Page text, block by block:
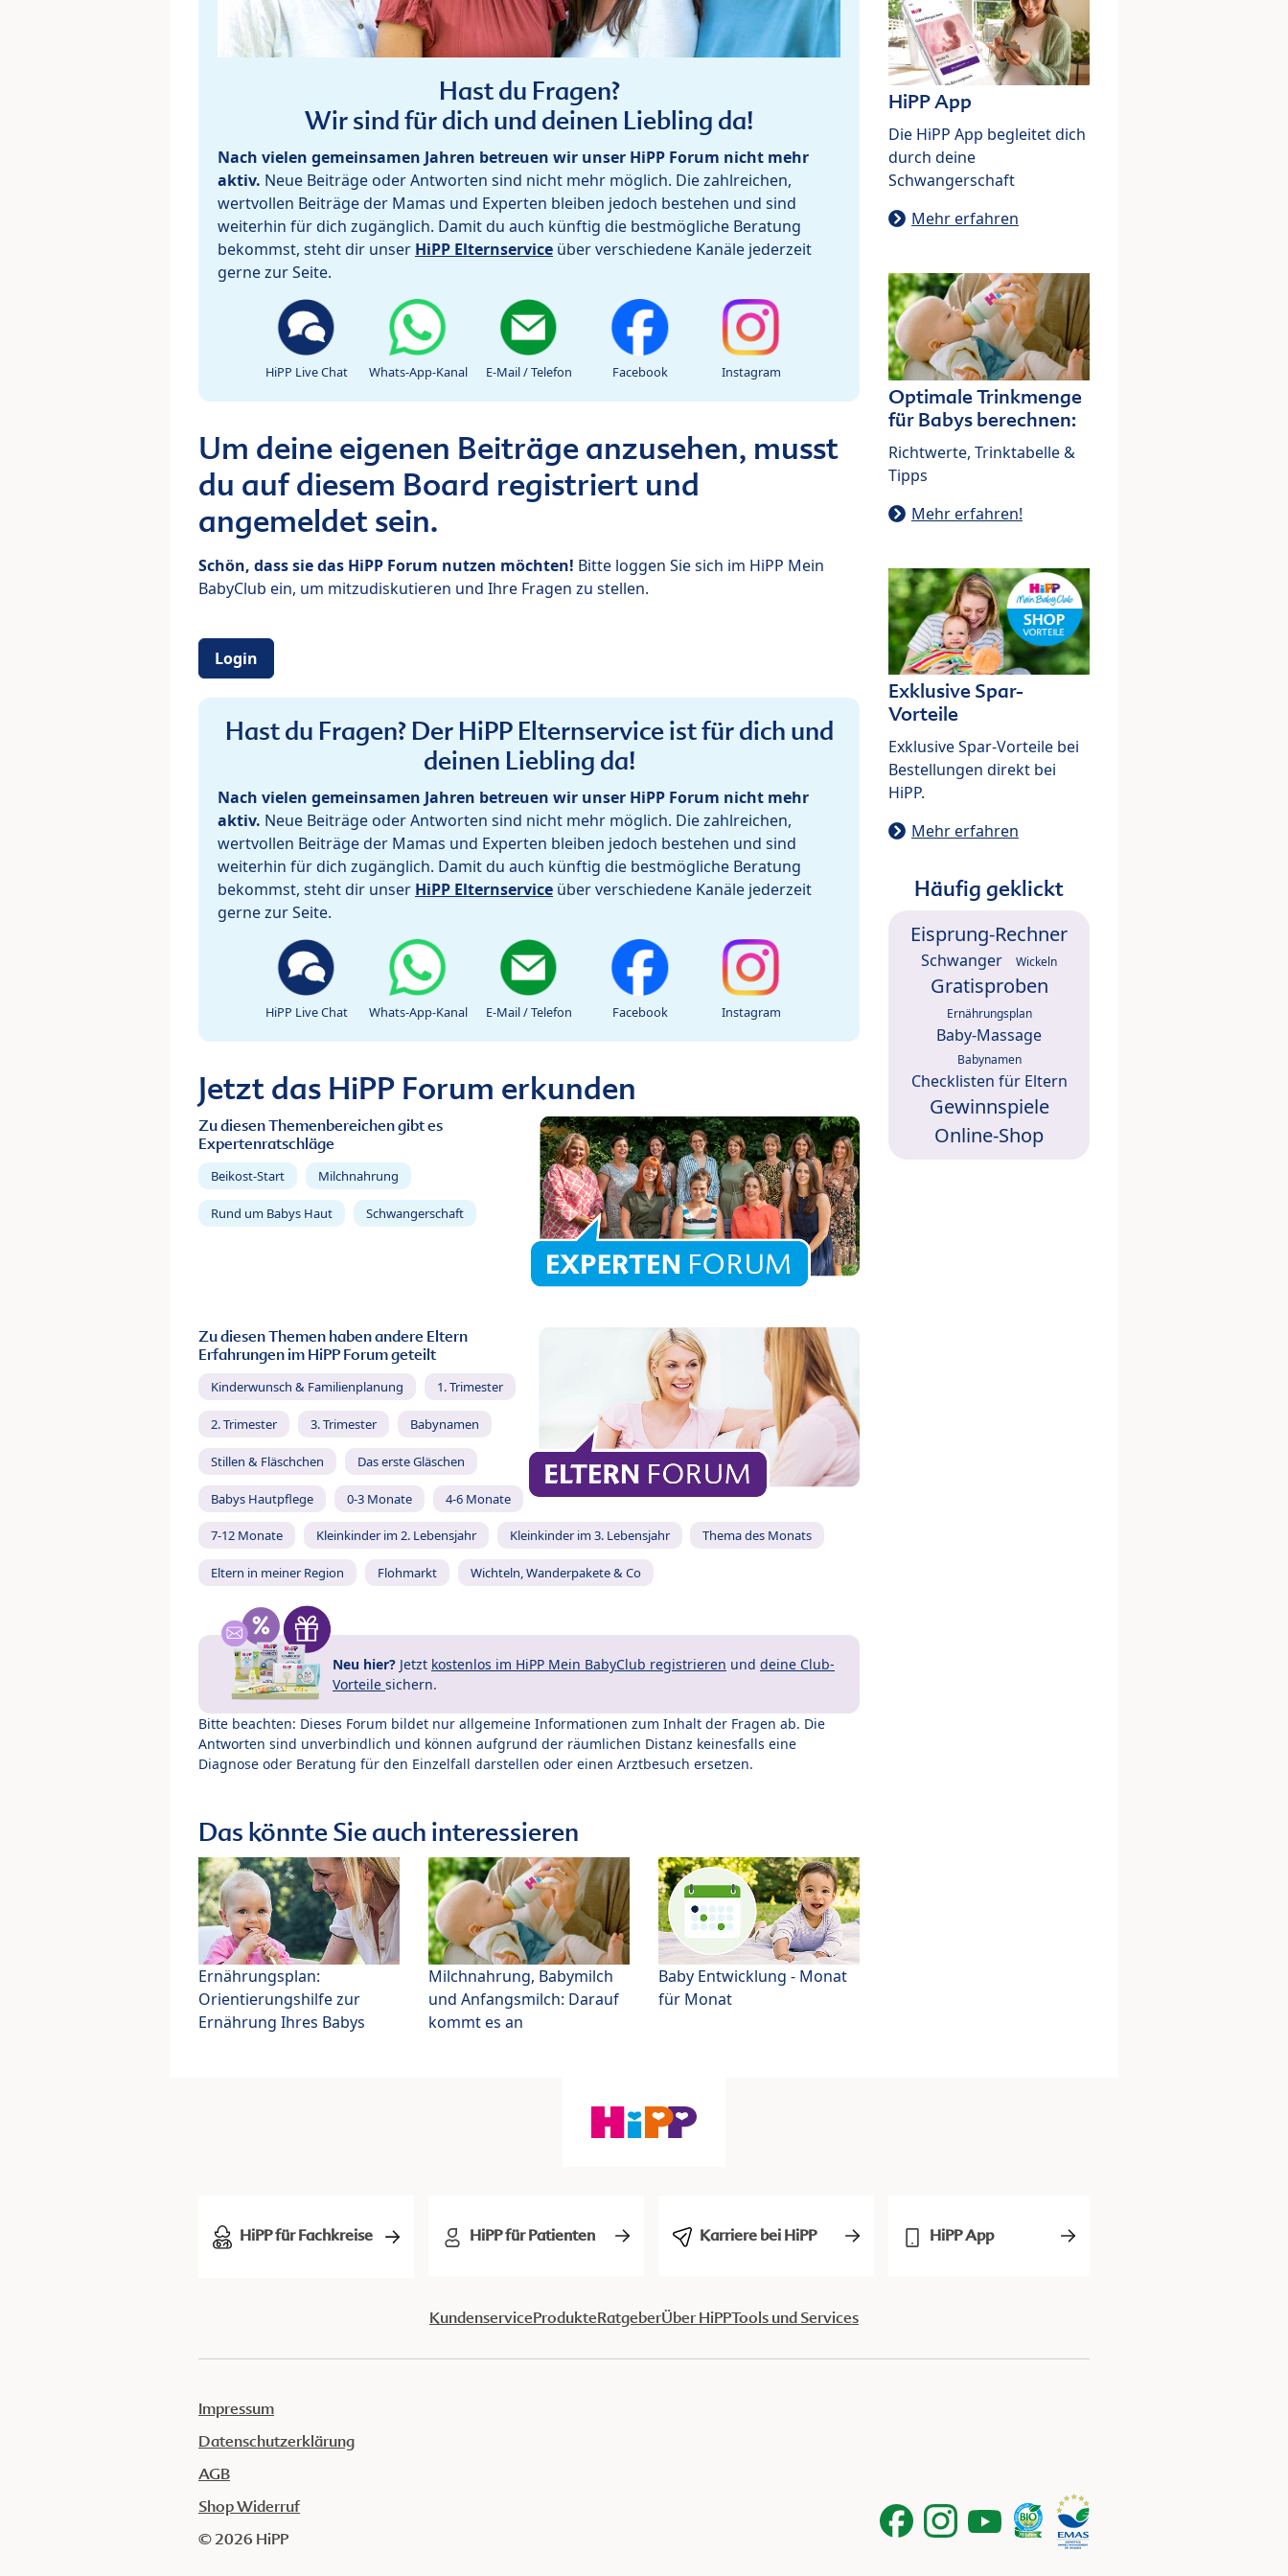
Hast du Fragen?
Wir sind für dich und deinen Liebling da!
Nach vielen gemeinsamen Jahren betreuen wir unser HiPP Forum nicht mehr
aktiv. Neue Beiträge oder Antworten sind nicht mehr möglich. Die zahlreichen,
wertvollen Beiträge der Mamas und Experten bleiben jedoch bestehen und sind
weiterhin für dich zugänglich. Damit du auch künftig die bestmögliche Beratung
bekommst, steht dir unser HiPP Elternservice über verschiedene Kanäle jederzeit
gerne zur Seite.
HiPP Live Chat Whats-App-Kanal E-Mail / Telefon Facebook Instagram
Um deine eigenen Beiträge anzusehen, musst
du auf diesem Board registriert und
angemeldet sein.
Schön, dass sie das HiPP Forum nutzen möchten! Bitte loggen Sie sich im HiPP Mein
BabyClub ein, um mitzudiskutieren und Ihre Fragen zu stellen.
Login
Hast du Fragen? Der HiPP Elternservice ist für dich und
deinen Liebling da!
Nach vielen gemeinsamen Jahren betreuen wir unser HiPP Forum nicht mehr
aktiv. Neue Beiträge oder Antworten sind nicht mehr möglich. Die zahlreichen,
wertvollen Beiträge der Mamas und Experten bleiben jedoch bestehen und sind
weiterhin für dich zugänglich. Damit du auch künftig die bestmögliche Beratung
bekommst, steht dir unser HiPP Elternservice über verschiedene Kanäle jederzeit
gerne zur Seite.
HiPP Live Chat Whats-App-Kanal E-Mail / Telefon Facebook Instagram
Jetzt das HiPP Forum erkunden
Zu diesen Themenbereichen gibt es
Expertenratschläge
Beikost-Start Milchnahrung
Rund um Babys Haut Schwangerschaft
Zu diesen Themen haben andere Eltern
Erfahrungen im HiPP Forum geteilt
Kinderwunsch & Familienplanung 1. Trimester
2. Trimester 3. Trimester Babynamen
Stillen & Fläschchen Das erste Gläschen
Babys Hautpflege 0-3 Monate 4-6 Monate
7-12 Monate Kleinkinder im 2. Lebensjahr Kleinkinder im 3. Lebensjahr Thema des Monats
Eltern in meiner Region Flohmarkt Wichteln, Wanderpakete & Co
Neu hier? Jetzt kostenlos im HiPP Mein BabyClub registrieren und deine Club-
Vorteile sichern.
Bitte beachten: Dieses Forum bildet nur allgemeine Informationen zum Inhalt der Fragen ab. Die
Antworten sind unverbindlich und können aufgrund der räumlichen Distanz keinesfalls eine
Diagnose oder Beratung für den Einzelfall darstellen oder einen Arztbesuch ersetzen.
Das könnte Sie auch interessieren
Ernährungsplan:
Orientierungshilfe zur
Ernährung Ihres Babys
Milchnahrung, Babymilch
und Anfangsmilch: Darauf
kommt es an
Baby Entwicklung - Monat
für Monat
HiPP App
Die HiPP App begleitet dich
durch deine
Schwangerschaft
Mehr erfahren
Optimale Trinkmenge
für Babys berechnen:
Richtwerte, Trinktabelle &
Tipps
Mehr erfahren!
Exklusive Spar-
Vorteile
Exklusive Spar-Vorteile bei
Bestellungen direkt bei
HiPP.
Mehr erfahren
Häufig geklickt
Eisprung-Rechner
Schwanger Wickeln
Gratisproben
Ernährungsplan
Baby-Massage
Babynamen
Checklisten für Eltern
Gewinnspiele
Online-Shop
HiPP für Fachkreise HiPP für Patienten Karriere bei HiPP HiPP App
KundenserviceProdukteRatgeberÜber HiPPTools und Services
Impressum
Datenschutzerklärung
AGB
Shop Widerruf
© 2026 HiPP